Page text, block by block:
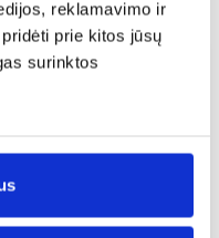
reklamavimo ir
prie kitos jūsų
surinktos
skrydžių
pirmieji!